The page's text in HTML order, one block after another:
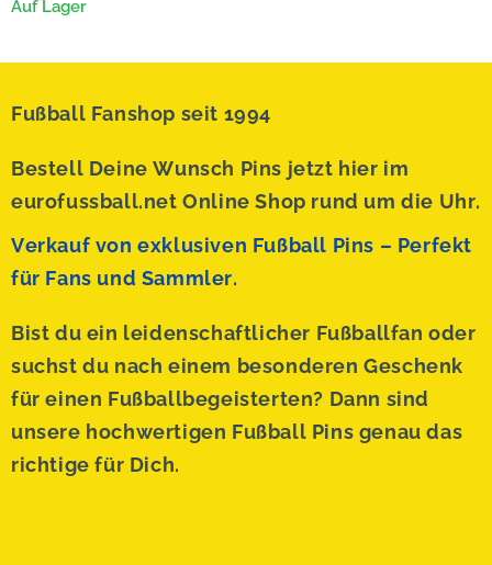
Auf Lager
Fußball Fanshop seit 1994
Bestell Deine Wunsch Pins jetzt hier im
eurofussball.net Online Shop rund um die Uhr.
Verkauf von exklusiven Fußball Pins – Perfekt
für Fans und Sammler.
Bist du ein leidenschaftlicher Fußballfan oder
suchst du nach einem besonderen Geschenk
für einen Fußballbegeisterten? Dann sind
unsere hochwertigen Fußball Pins genau das
richtige für Dich.